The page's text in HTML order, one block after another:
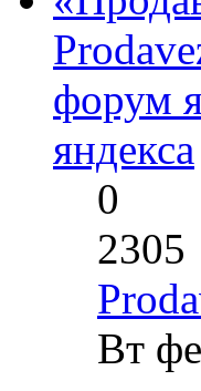
форум
яндекса
0
2305
Вт